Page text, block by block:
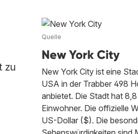
zu
Quelle
New York City
New York City ist eine
USA in der Trabber 498
anbietet. Die Stadt hat
Einwohner. Die offizielle
US-Dollar ($). Die